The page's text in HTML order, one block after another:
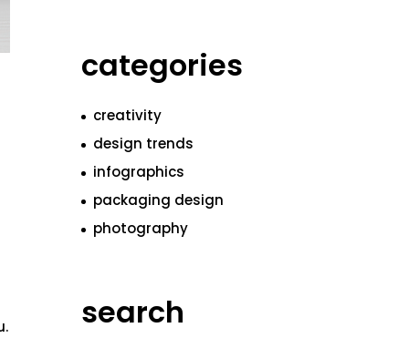
categories
creativity
design trends
infographics
packaging design
photography
search